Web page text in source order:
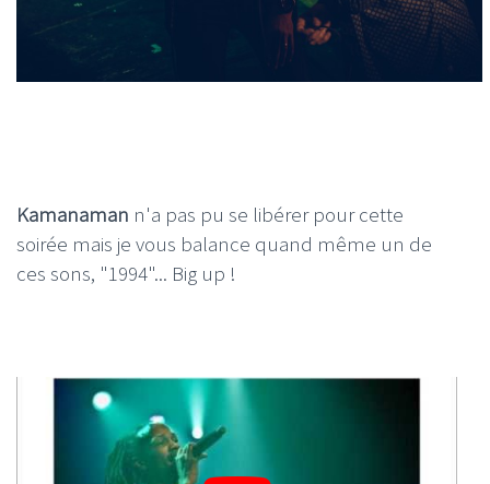
Kamanaman n'a pas pu se libérer pour cette
soirée mais je vous balance quand même un de
ces sons, "1994"... Big up !